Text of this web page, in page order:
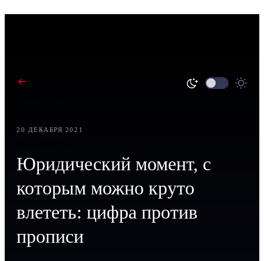
20 ДЕКАБРЯ 2021
Юридический момент, с
которым можно круто
влететь: цифра против
прописи